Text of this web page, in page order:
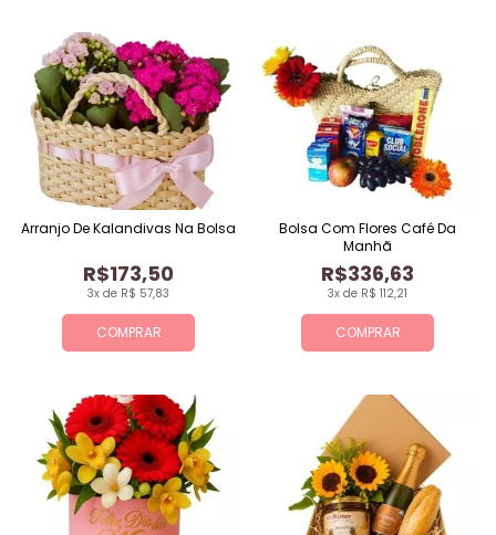
COMPRAR
3x de R$ 57,83
R$173,50
Arranjo De Kalandivas Na Bolsa
COMPRAR
3x de R$ 112,21
R$336,63
Bolsa Com Flores Café Da
Manhã